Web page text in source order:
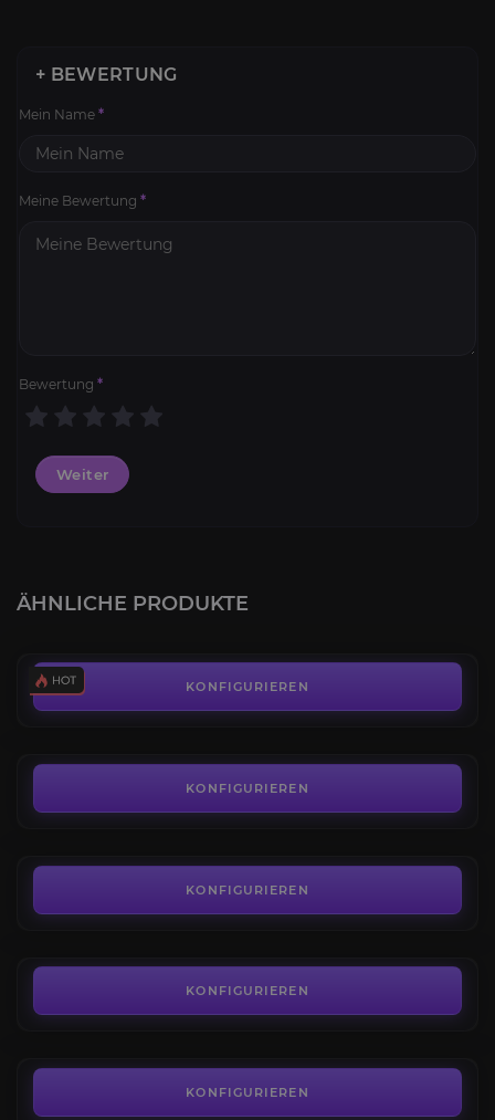
+ BEWERTUNG
Mein Name *
Meine Bewertung *
Bewertung *
Weiter
ÄHNLICHE PRODUKTE
KONFIGURIEREN
Die Angler
KONFIGURIEREN
KONFIGURIEREN
KONFIGURIEREN
Bergbau
KONFIGURIEREN